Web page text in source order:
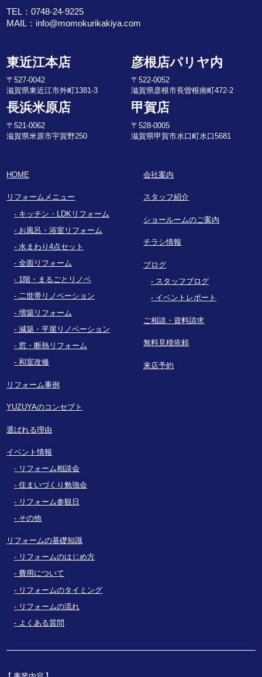
TEL：0748-24-9225
MAIL： info@momokurikakiya.com
東近江本店
〒527-0042
滋賀県東近江市外町1381-3
彦根店パリヤ内
〒522-0052
滋賀県彦根市長曽根南町472-2
長浜米原店
〒521-0062
滋賀県米原市宇賀野250
甲賀店
〒528-0005
滋賀県甲賀市水口町水口5681
HOME
リフォームメニュー
キッチン・LDKリフォーム
お風呂・浴室リフォーム
水まわり4点セット
全面リフォーム
1階・まるごとリノベ
二世帯リノベーション
増築リフォーム
減築・平屋リノベーション
窓・断熱リフォーム
和室改修
リフォーム事例
YUZUYAのコンセプト
選ばれる理由
イベント情報
リフォーム相談会
住まいづくり勉強会
リフォーム参観日
その他
リフォームの基礎知識
リフォームのはじめ方
費用について
リフォームのタイミング
リフォームの流れ
よくある質問
会社案内
スタッフ紹介
ショールームのご案内
チラシ情報
ブログ
スタッフブログ
イベントレポート
ご相談・資料請求
無料見積依頼
来店予約